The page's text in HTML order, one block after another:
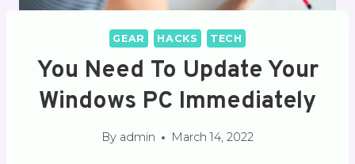
GEAR HACKS TECH
You Need To Update Your
Windows PC Immediately
By admin March 14, 2022